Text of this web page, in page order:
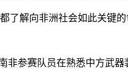
了解向非洲社会如此关键
非参赛队员在熟悉中方武器